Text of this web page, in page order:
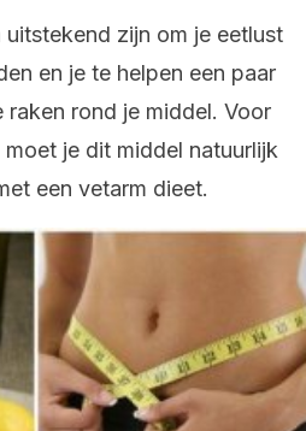
uitstekend zijn om je eetlust
en je te helpen een paar
rond je middel. Voor
je dit middel natuurlijk
een vetarm dieet.